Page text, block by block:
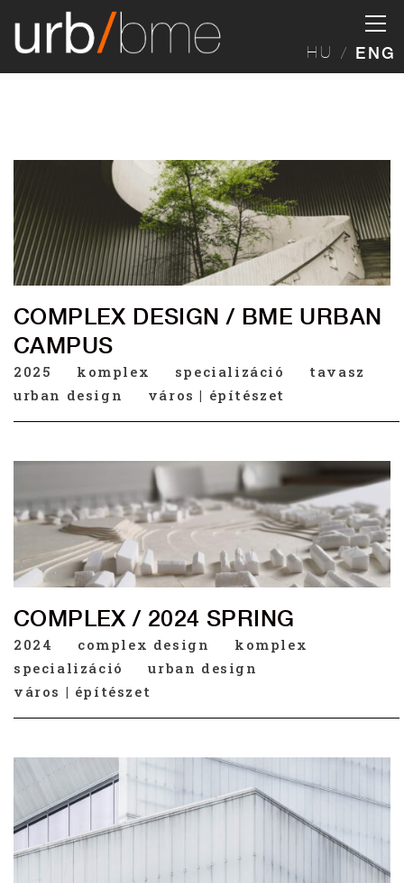
HU ENG
COMPLEX DESIGN / BME URBAN
CAMPUS
2025 komplex specializáció
tavasz
urban design
város | építészet
COMPLEX / 2024 SPRING
2024 complex design
komplex
specializáció
urban design
város | építészet